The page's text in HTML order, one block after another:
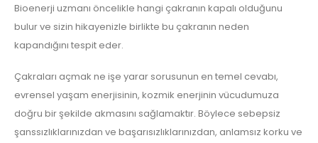
Bioenerji uzmanı öncelikle hangi çakranın kapalı olduğunu
bulur ve sizin hikayenizle birlikte bu çakranın neden
kapandığını tespit eder.
Çakraları açmak ne işe yarar sorusunun en temel cevabı,
evrensel yaşam enerjisinin, kozmik enerjinin vücudumuza
doğru bir şekilde akmasını sağlamaktır. Böylece sebepsiz
şanssızlıklarınızdan ve başarısızlıklarınızdan, anlamsız korku ve